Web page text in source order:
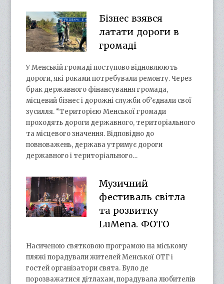
Бізнес взявся
латати дороги в
громаді
У Менській громаді поступово відновлюють
дороги, які роками потребували ремонту. Через
брак державного фінансування громада,
місцевий бізнес і дорожні служби об’єднали свої
зусилля. “Територією Менської громади
проходять дороги державного, територіального
та місцевого значення. Відповідно до
повноважень, держава утримує дороги
державного і територіального…
Музичний
фестиваль світла
та розвитку
LuMena. ФОТО
Насиченою святковою програмою на міському
пляжі порадували жителей Менської ОТГ і
гостей організатори свята. Було де
порозважатися дітлахам, порадувала любителів